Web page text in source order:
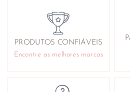
Ouvidos
Pés
Queimaduras e
Reafirmantes e
Sabonetes e géis de
Cuidado Facial
PRODUTOS CONFIÁVEIS
Encontre as melhores marcas